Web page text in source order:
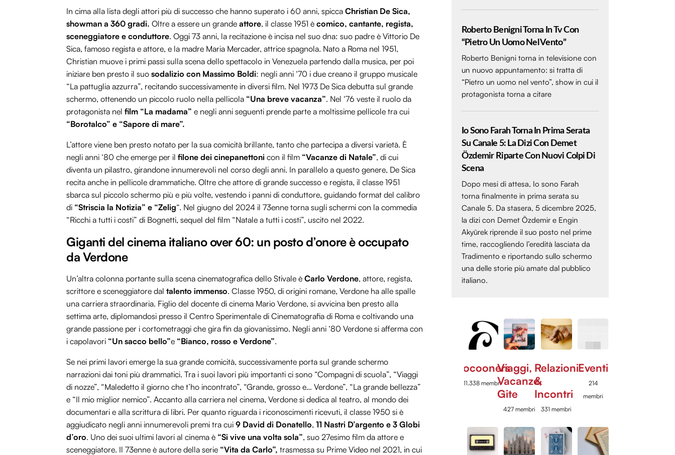
In cima alla lista degli attori più di successo che hanno superato i 60 anni, spicca Christian De Sica,
showman a 360 gradi. Oltre a essere un grande attore, il classe 1951 è comico, cantante, regista,
sceneggiatore e conduttore. Oggi 73 anni, la recitazione è incisa nel suo dna: suo padre è Vittorio De
Sica, famoso regista e attore, e la madre Maria Mercader, attrice spagnola. Nato a Roma nel 1951,
Christian muove i primi passi sulla scena dello spettacolo in Venezuela partendo dalla musica, per poi
iniziare ben presto il suo sodalizio con Massimo Boldi: negli anni ‘70 i due creano il gruppo musicale
“La pattuglia azzurra”, recitando successivamente in diversi film. Nel 1973 De Sica debutta sul grande
schermo, ottenendo un piccolo ruolo nella pellicola “Una breve vacanza”. Nel ‘76 veste il ruolo da
protagonista nel film “La madama” e negli anni seguenti prende parte a moltissime pellicole tra cui
“Borotalco” e “Sapore di mare”.
L’attore viene ben presto notato per la sua comicità brillante, tanto che partecipa a diversi varietà. È
negli anni ‘80 che emerge per il filone dei cinepanettoni con il film “Vacanze di Natale”, di cui
diventa un pilastro, girandone innumerevoli nel corso degli anni. In parallelo a questo genere, De Sica
recita anche in pellicole drammatiche. Oltre che attore di grande successo e regista, il classe 1951
sbarca sul piccolo schermo più e più volte, vestendo i panni di conduttore, guidando format del calibro
di “Striscia la Notizia” e “Zelig“. Nel giugno del 2024 il 73enne torna sugli schermi con la commedia
“Ricchi a tutti i costi” di Bognetti, sequel del film “Natale a tutti i costi”, uscito nel 2022.
Giganti del cinema italiano over 60: un posto d’onore è occupato
da Verdone
Un’altra colonna portante sulla scena cinematografica dello Stivale è Carlo Verdone, attore, regista,
scrittore e sceneggiatore dal talento immenso. Classe 1950, di origini romane, Verdone ha alle spalle
una carriera straordinaria. Figlio del docente di cinema Mario Verdone, si avvicina ben presto alla
settima arte, diplomandosi presso il Centro Sperimentale di Cinematografia di Roma e coltivando una
grande passione per i cortometraggi che gira fin da giovanissimo. Negli anni ‘80 Verdone si afferma con
i capolavori “Un sacco bello”e “Bianco, rosso e Verdone”.
Se nei primi lavori emerge la sua grande comicità, successivamente porta sul grande schermo
narrazioni dai toni più drammatici. Tra i suoi lavori più importanti ci sono “Compagni di scuola”, “Viaggi
di nozze”, “Maledetto il giorno che t’ho incontrato”, “Grande, grosso e… Verdone”, “La grande bellezza”
e “Il mio miglior nemico”. Accanto alla carriera nel cinema, Verdone si dedica al teatro, al mondo dei
documentari e alla scrittura di libri. Per quanto riguarda i riconoscimenti ricevuti, il classe 1950 si è
aggiudicato negli anni innumerevoli premi tra cui 9 David di Donatello, 11 Nastri D’argento e 3 Globi
d’oro. Uno dei suoi ultimi lavori al cinema è “Si vive una volta sola”, suo 27esimo film da attore e
sceneggiatore. Il 73enne è autore della serie “Vita da Carlo”, trasmessa su Prime Video nel 2021, in cui
Roberto Benigni Torna In Tv Con
“Pietro Un Uomo Nel Vento”
Roberto Benigni torna in televisione con
un nuovo appuntamento: si tratta di
“Pietro un uomo nel vento”, show in cui il
protagonista torna a citare
Io Sono Farah Torna In Prima Serata
Su Canale 5: La Dizi Con Demet
Özdemir Riparte Con Nuovi Colpi Di
Scena
Dopo mesi di attesa, Io sono Farah
torna finalmente in prima serata su
Canale 5. Da stasera, 5 dicembre 2025,
la dizi con Demet Özdemir e Engin
Akyürek riprende il suo posto nel prime
time, raccogliendo l’eredità lasciata da
Tradimento e riportando sullo schermo
una delle storie più amate dal pubblico
italiano.
Cocooners
11.338 membri
Viaggi,
Vacanze,
Gite
427 membri
Relazioni
&
Incontri
331 membri
Eventi
214
membri